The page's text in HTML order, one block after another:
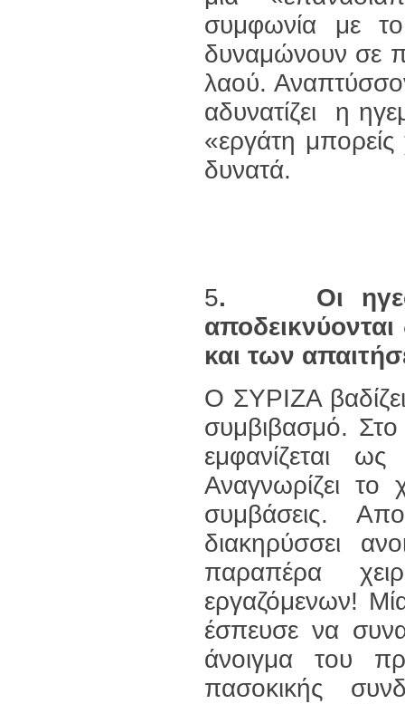
συμφωνία με
δυναμώνουν σε
λαού.
αδυνατίζει η
«εργάτη μπορείς
δυνατά.
5. Οι ηγεσίες
και των
Ο ΣΥΡΙΖΑ
συμβιβασμό.
εμφανίζεται
Αναγνωρίζει το
συμβάσεις.
διακηρύσσει
παραπέρα
εργαζόμενων!
έσπευσε να
άνοιγμα του
πασοκικής